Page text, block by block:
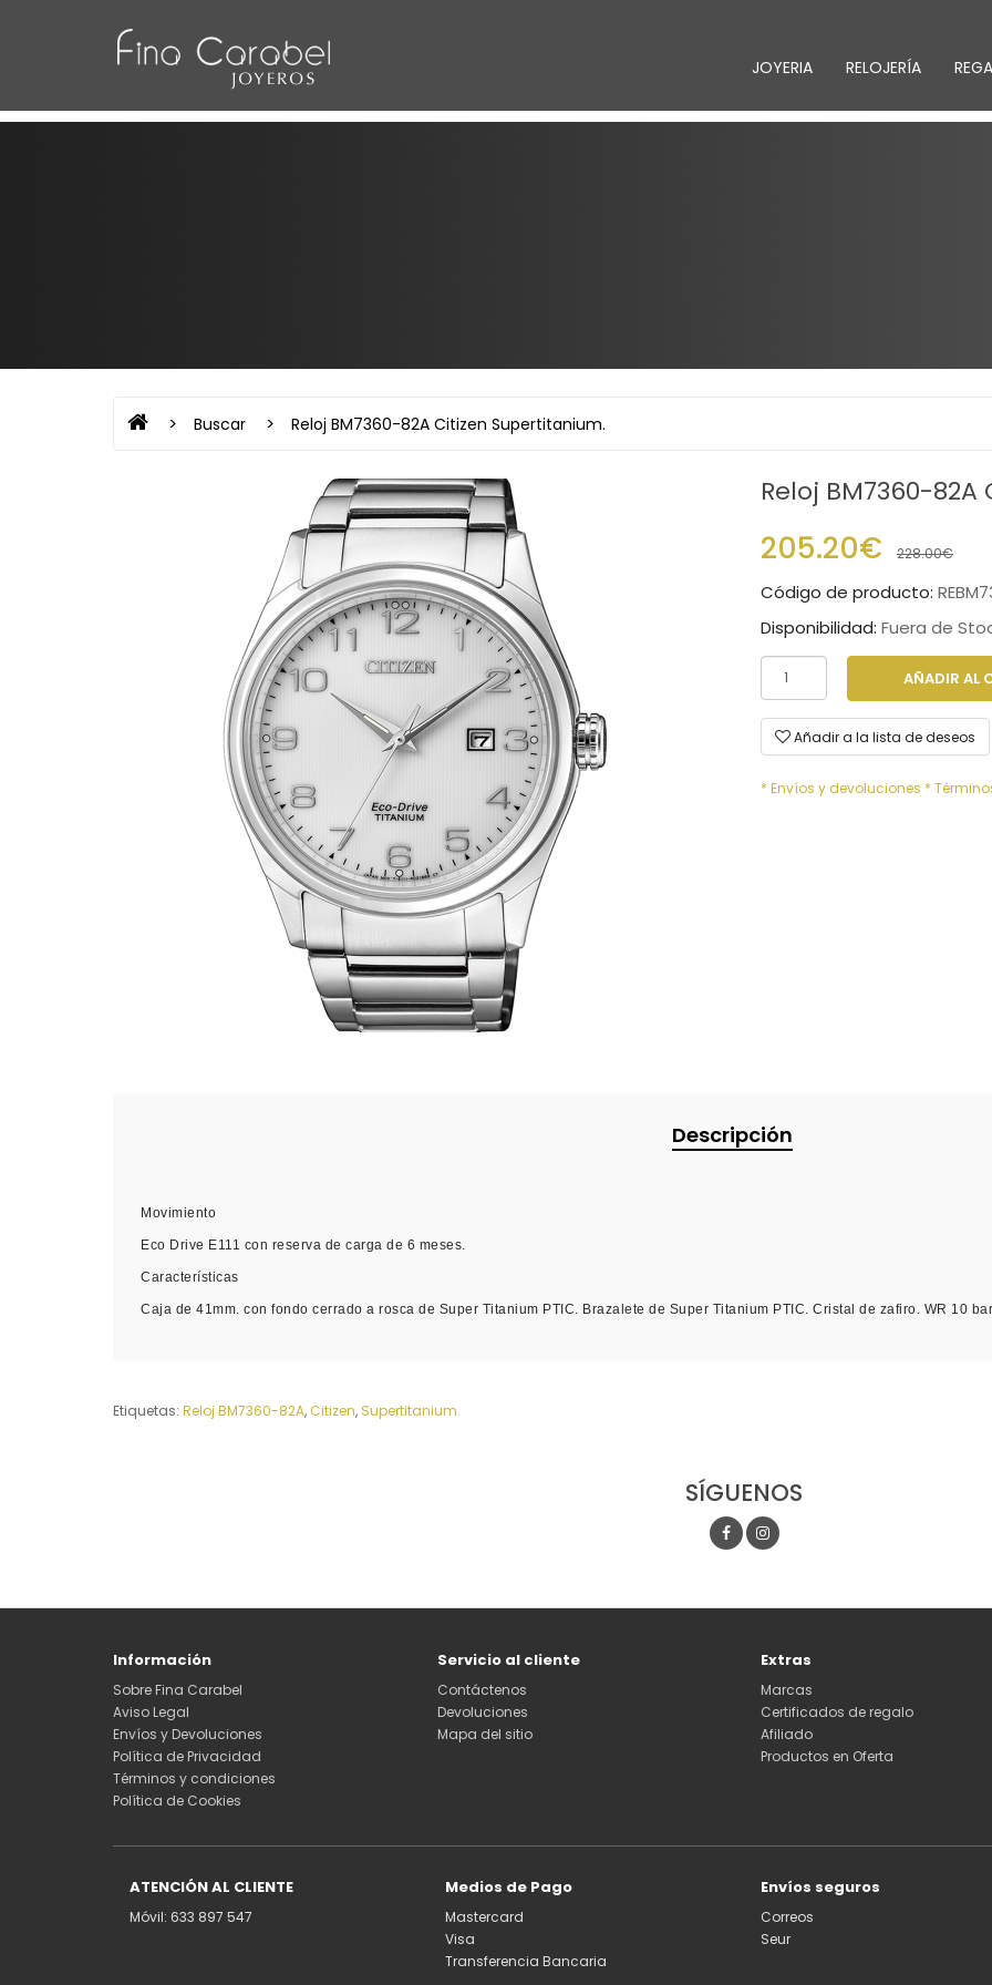
JOYERIA RELOJERÍA
Buscar Reloj BM7360-82A Citizen Supertitanium.
Reloj BM7360-
205.20€ 228.00€
Código de producto:
Disponibilidad: Fuera de
AÑADIR AL
Añadir a la lista de deseos
* Envíos y devoluciones *
Descripción
Movimiento
Eco Drive E111 con reserva de carga de 6 meses.
Características
Caja de 41mm. con fondo cerrado a rosca de Super Titanium PTIC. Brazalete de Super Titanium PTIC. Cristal de zafiro. WR 10
Etiquetas: Reloj BM7360-82A, Citizen, Supertitanium.
SÍGUENOS
Información
Sobre Fina Carabel
Aviso Legal
Envíos y Devoluciones
Política de Privacidad
Términos y condiciones
Política de Cookies
Servicio al cliente
Contáctenos
Devoluciones
Mapa del sitio
Extras
Marcas
Certificados de regalo
Afiliado
Productos en Oferta
ATENCIÓN AL CLIENTE
Móvil: 633 897 547
Medios de Pago
Mastercard
Visa
Transferencia Bancaria
Envíos seguros
Correos
Seur